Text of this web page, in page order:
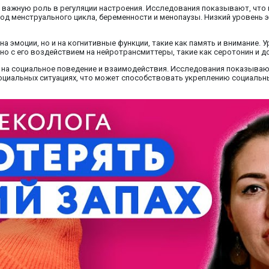
важную роль в регуляции настроения. Исследования показывают, что
менструального цикла, беременности и менопаузы. Низкий уровень
эмоции, но и на когнитивные функции, такие как память и
с его воздействием на нейротрансмиттеры, такие как серотонин и
социальное поведение и взаимодействия. Исследования
ситуациях, что может способствовать укреплению